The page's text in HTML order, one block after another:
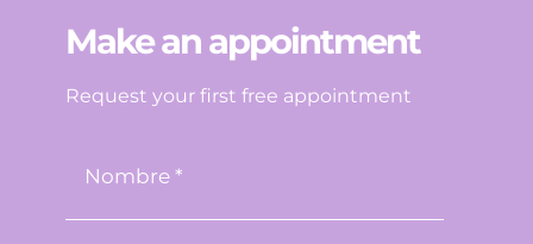
Make an appointment
Request your first free appointment